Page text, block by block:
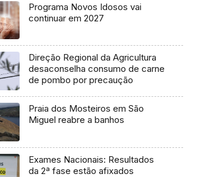
Programa Novos Idosos vai
continuar em 2027
Direção Regional da Agricultura
desaconselha consumo de carne
de pombo por precaução
Praia dos Mosteiros em São
Miguel reabre a banhos
Exames Nacionais: Resultados
da 2ª fase estão afixados